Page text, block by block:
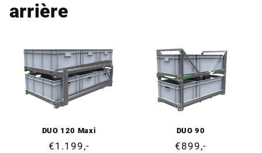
arrière
DUO 120 Maxi
Prix
€1.199,-
DUO 90
Prix
€899,-